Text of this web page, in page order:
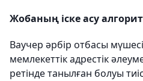
Жобаның іске асу
Ваучер әрбір отбасы
мемлекеттік адрестік
ретінде танылған болуы